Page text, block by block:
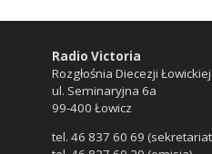
Radio Victoria
Rozgłośnia Diecezji Łowickiej
ul. Seminaryjna 6a
99-400 Łowicz
tel. 46 837 60 69